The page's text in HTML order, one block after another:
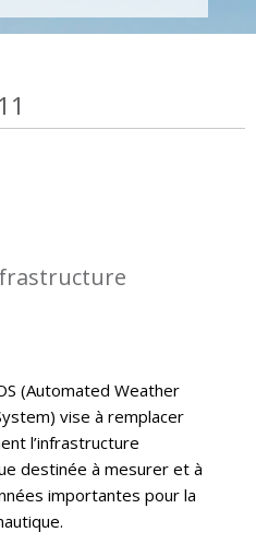
(Automated Weather
vise à remplacer
l’infrastructure
destinée à mesurer et à
importantes pour la